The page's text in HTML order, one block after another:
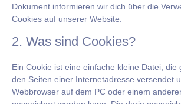
Dokument informieren wir dich über die
Cookies auf unserer Website.
2. Was sind Cookies?
Ein Cookie ist eine einfache kleine Datei, die
den Seiten einer Internetadresse versendet
Webbrowser auf dem PC oder einem